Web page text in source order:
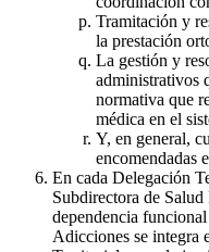
Tramitación y
la prestación
La gestión y
administrativos
normativa que
médica en el
Y, en general,
encomendadas
En cada Delegación
Subdirectora de
dependencia
Adicciones se integra